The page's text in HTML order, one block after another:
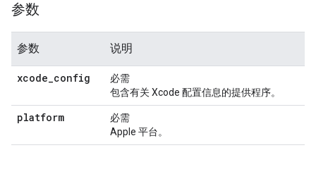
参数
参数 说明
xcode_config
必需
包含有关 Xcode 配置信息的提供程序。
platform
必需
Apple 平台。